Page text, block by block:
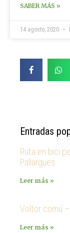
SABER MÁS »
14 agosto, 2020
Entradas
Ruta en bici
Pallargues
Leer más »
Voltor comú –
Leer más »